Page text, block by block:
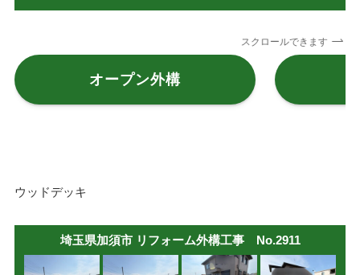
スクロールできます
オープン外構
ウッドデッキ
埼玉県加須市 リフォーム外構工事 No.2911